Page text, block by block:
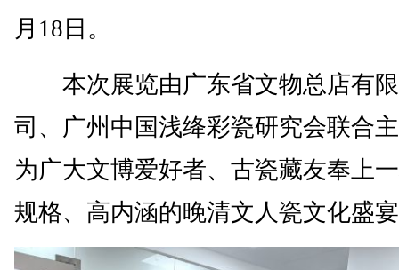
月18日。
本次展览由广东省文物总店有
司、广州中国浅绛彩瓷研究会联合
为广大文博爱好者、古瓷藏友奉上
规格、高内涵的晚清文人瓷文化盛